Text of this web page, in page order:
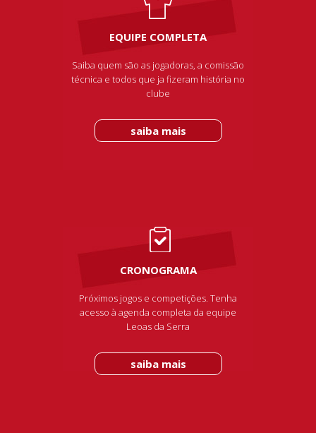
EQUIPE COMPLETA
Saiba quem são as jogadoras, a comissão
técnica e todos que ja fizeram história no
clube
saiba mais
CRONOGRAMA
Próximos jogos e competições. Tenha
acesso à agenda completa da equipe
Leoas da Serra
saiba mais